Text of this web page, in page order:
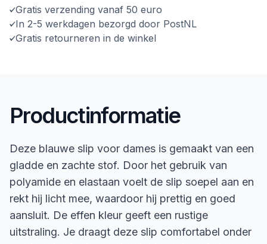
Gratis verzending vanaf 50 euro
In 2-5 werkdagen bezorgd door PostNL
Gratis retourneren in de winkel
Productinformatie
Deze blauwe slip voor dames is gemaakt van een
gladde en zachte stof. Door het gebruik van
polyamide en elastaan voelt de slip soepel aan en
rekt hij licht mee, waardoor hij prettig en goed
aansluit. De effen kleur geeft een rustige
uitstraling. Je draagt deze slip comfortabel onder